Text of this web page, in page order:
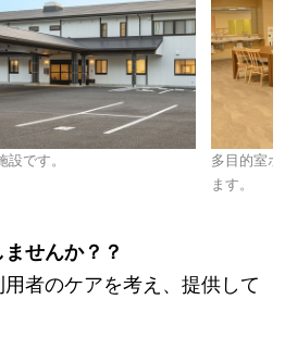
設です。
多目的室
ます。
ませんか？？
者のケアを考え、提供して